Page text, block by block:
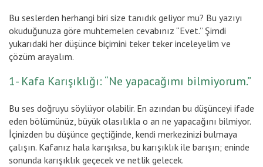
Bu seslerden herhangi biri size tanıdık geliyor mu? Bu yazıyı
okuduğunuza göre muhtemelen cevabınız “Evet.” Şimdi
yukarıdaki her düşünce biçimini teker teker inceleyelim ve
çözüm arayalım.
1- Kafa Karışıklığı: “Ne yapacağımı bilmiyorum.”
Bu ses doğruyu söylüyor olabilir. En azından bu düşünceyi ifade
eden bölümünüz, büyük olasılıkla o an ne yapacağını bilmiyor.
İçinizden bu düşünce geçtiğinde, kendi merkezinizi bulmaya
çalışın. Kafanız hala karışıksa, bu karışıklık ile barışın; eninde
sonunda karışıklık geçecek ve netlik gelecek.